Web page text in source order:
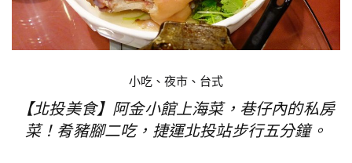
小吃、夜市、台式
【北投美食】阿金小館上海菜，巷仔內的私房
菜！肴豬腳二吃，捷運北投站步行五分鐘。